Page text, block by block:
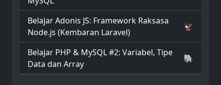
Belajar Adonis JS: Framework Raksasa
Node.js (Kembaran Laravel)
🦅
Belajar PHP & MySQL #2: Variabel, Tipe
Data dan Array
🐘